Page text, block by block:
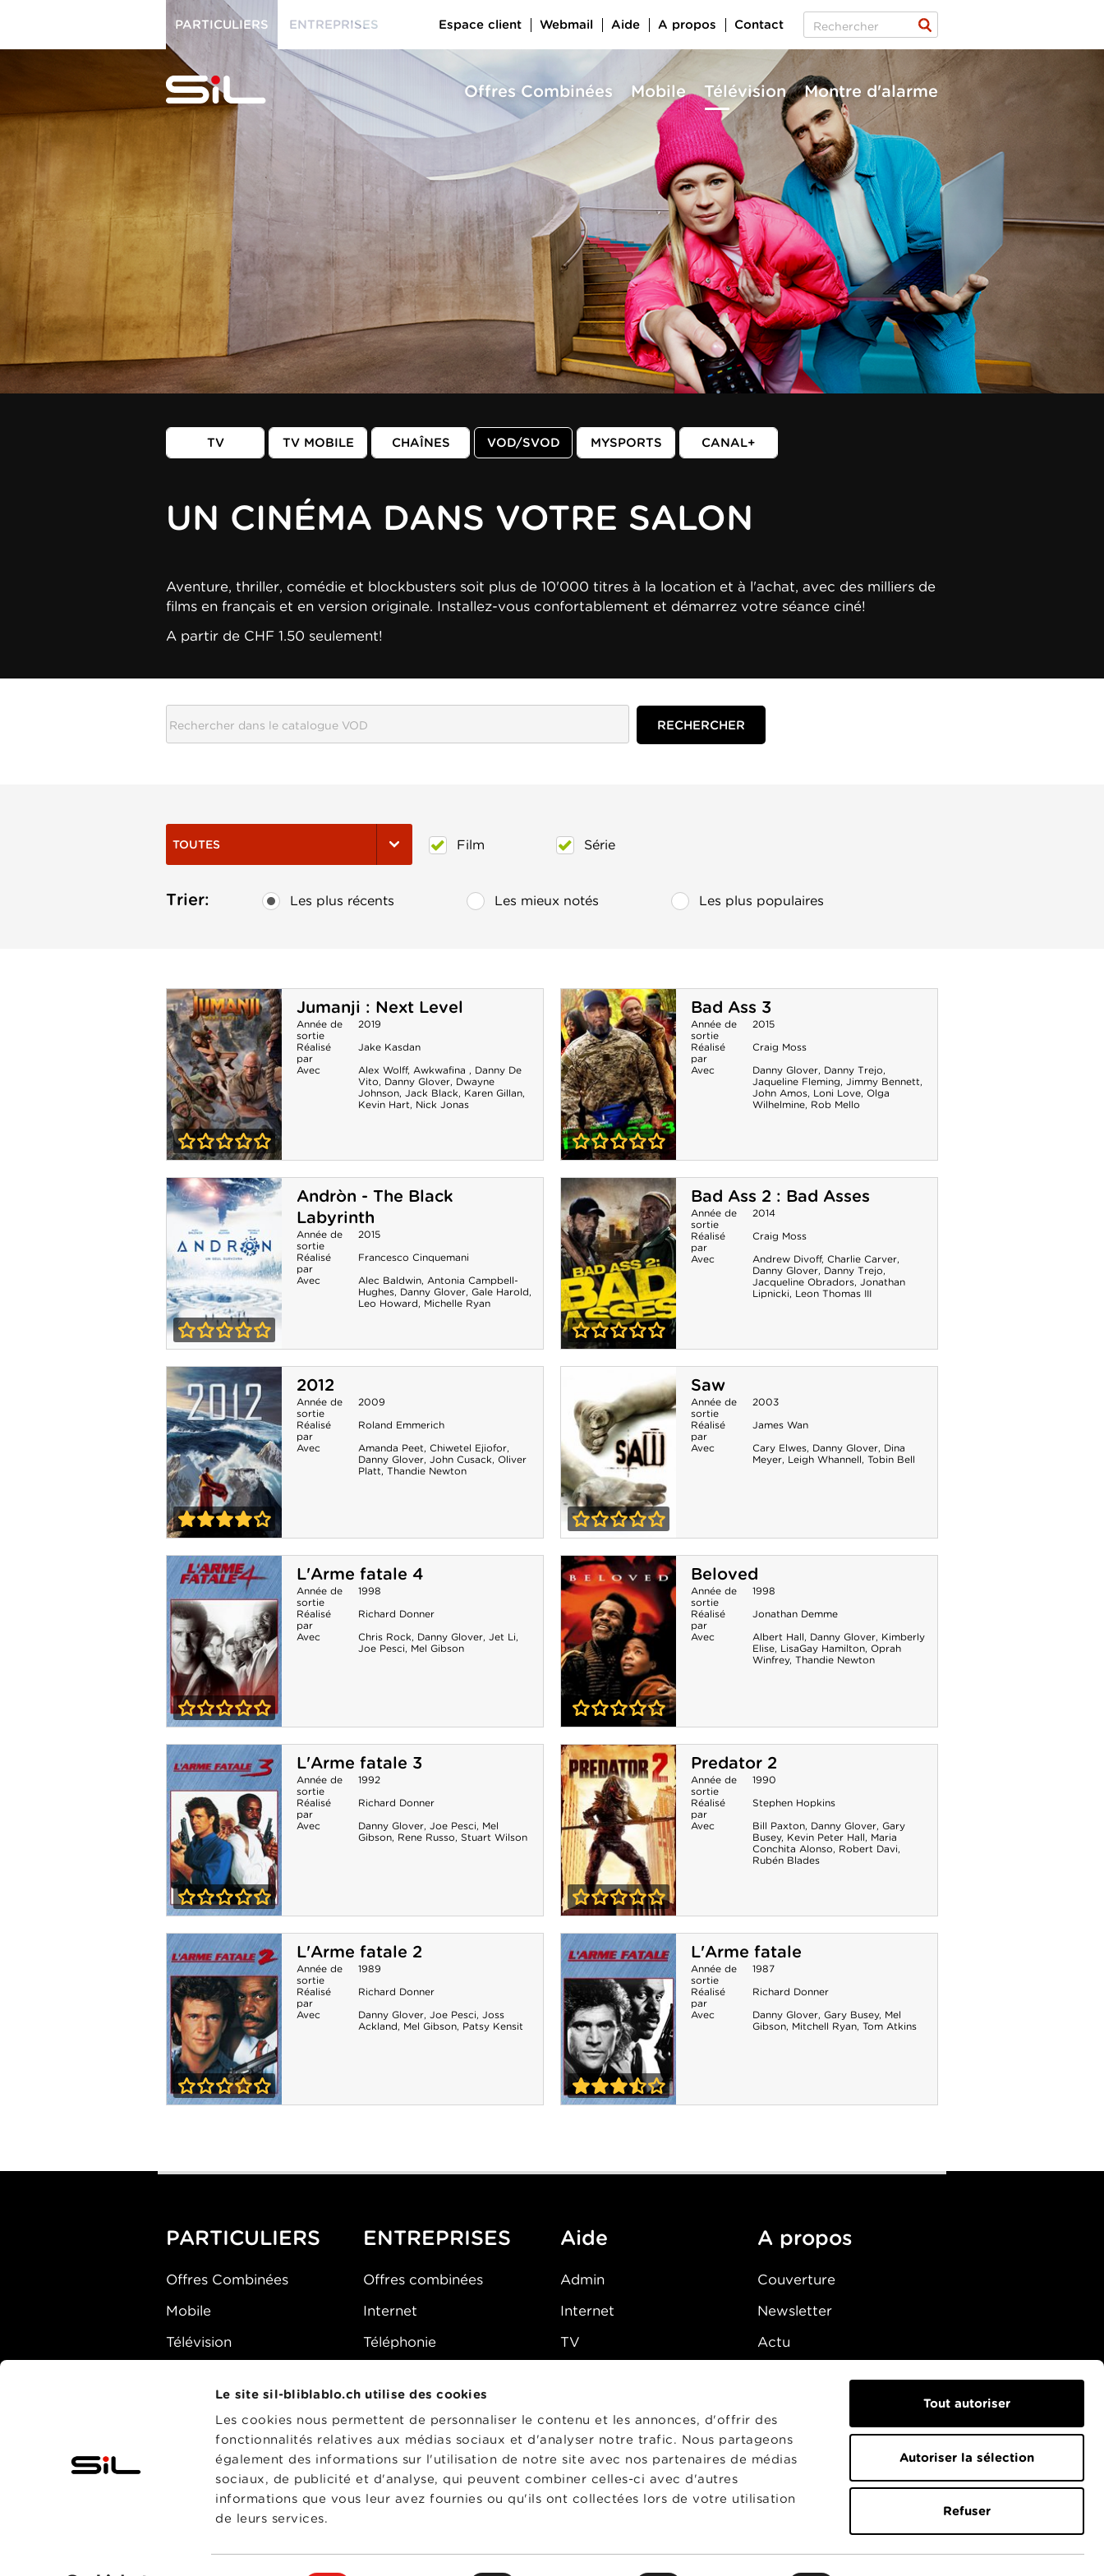
Le site sil-bliblablo.ch utilise des cookies
Les cookies nous permettent de personnaliser le contenu et les annonces, d'offrir des
fonctionnalités relatives aux médias sociaux et d'analyser notre trafic. Nous partageons
également des informations sur l'utilisation de notre site avec nos partenaires de médias
sociaux, de publicité et d'analyse, qui peuvent combiner celles-ci avec d'autres
informations que vous leur avez fournies ou qu'ils ont collectées lors de votre utilisation
de leurs services.
Tout autoriser
Autoriser la sélection
Refuser
SiL
multimédia
TV TV MOBILE CHAÎNES VOD/SVOD MYSPORTS CANAL+
UN CINÉMA DANS VOTRE SALON
Aventure, thriller, comédie et blockbusters soit plus de 10'000 titres à la location et à l'achat, avec des milliers de
films en français et en version originale. Installez-vous confortablement et démarrez votre séance ciné!
A partir de CHF 1.50 seulement!
TOUTES Film Série
Trier: Les plus récents Les mieux notés Les plus populaires
Jumanji : Next Level
Jumanji : Next
Level
Année de
sortie
2019
Réalisé
par
Jake Kasdan
Avec
Alex Wolff, Awkwafina , Danny De
Vito, Danny Glover, Dwayne
Johnson, Jack Black, Karen Gillan,
Kevin Hart, Nick Jonas
Bad Ass 3
Bad Ass 3
Année de
sortie
2015
Réalisé
par
Craig Moss
Avec
Danny Glover, Danny Trejo,
Jaqueline Fleming, Jimmy Bennett,
John Amos, Loni Love, Olga
Wilhelmine, Rob Mello
Andròn - The Black
Labyrinth
Andròn - The
Black Labyrinth
Année de
sortie
2015
Réalisé
par
Francesco Cinquemani
Avec
Alec Baldwin, Antonia Campbell-
Hughes, Danny Glover, Gale Harold,
Leo Howard, Michelle Ryan
Bad Ass 2 : Bad Asses
Bad Ass 2 : Bad
Année de
sortie
2014
Réalisé
par
Craig Moss
Avec
Andrew Divoff, Charlie Carver,
Danny Glover, Danny Trejo,
Jacqueline Obradors, Jonathan
Lipnicki, Leon Thomas III
2012
2012
Année de
sortie
2009
Réalisé
par
Roland Emmerich
Avec
Amanda Peet, Chiwetel Ejiofor,
Danny Glover, John Cusack, Oliver
Platt, Thandie Newton
Saw
Saw
Année de
sortie
2003
Réalisé
par
James Wan
Avec
Cary Elwes, Danny Glover, Dina
Meyer, Leigh Whannell, Tobin Bell
L'Arme fatale 4
L'Arme fatale 4
Année de
sortie
1998
Réalisé
par
Richard Donner
Avec
Chris Rock, Danny Glover, Jet Li,
Joe Pesci, Mel Gibson
Beloved
Beloved
Année de
sortie
1998
Réalisé
par
Jonathan Demme
Avec
Albert Hall, Danny Glover, Kimberly
Elise, LisaGay Hamilton, Oprah
Winfrey, Thandie Newton
L'Arme fatale 3
L'Arme fatale 3
Année de
sortie
1992
Réalisé
par
Richard Donner
Avec
Danny Glover, Joe Pesci, Mel
Gibson, Rene Russo, Stuart Wilson
Predator 2
Predator 2
Année de
sortie
1990
Réalisé
par
Stephen Hopkins
Avec
Bill Paxton, Danny Glover, Gary
Busey, Kevin Peter Hall, Maria
Conchita Alonso, Robert Davi,
Rubén Blades
L'Arme fatale 2
Année de
sortie
1989
Réalisé
par
Richard Donner
Avec
Danny Glover, Joe Pesci, Joss
Ackland, Mel Gibson, Patsy Kensit
L'Arme fatale
Année de
sortie
1987
Réalisé
par
Richard Donner
Avec
Danny Glover, Gary Busey, Mel
Gibson, Mitchell Ryan, Tom Atkins
PARTICULIERS
PARTICULIERS
Offres Combinées Mobile Télévision Montre d'alarme
ENTREPRISES
ENTREPRISES
Espace client Webmail Aide A propos Contact
PARTICULIERS
Offres Combinées
Mobile
Télévision
ENTREPRISES
Offres combinées
Internet
Téléphonie
Aide
Admin
Internet
TV
Fibre
Sécurité
État du réseau
A propos
Couverture
Newsletter
Actu